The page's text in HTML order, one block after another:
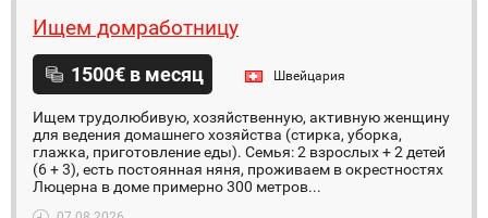
Ищем домработницу
1500€ в месяц Швейцария
Ищем трудолюбивую, хозяйственную, активную женщину
для ведения домашнего хозяйства (стирка, уборка,
глажка, приготовление еды). Семья: 2 взрослых + 2 детей
(6 + 3), есть постоянная няня, проживаем в окрестностях
Люцерна в доме примерно 300 метров...